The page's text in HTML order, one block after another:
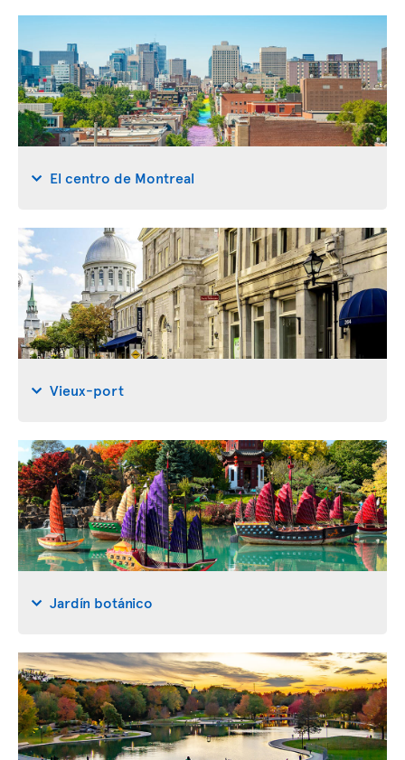
El centro de Montreal
Vieux-port
Jardín botánico